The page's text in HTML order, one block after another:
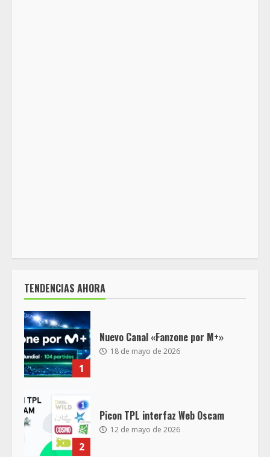
TENDENCIAS AHORA
1
Nuevo Canal «Fanzone por M+»
18 de mayo de 2026
2
Picon TPL interfaz Web Oscam
12 de mayo de 2026